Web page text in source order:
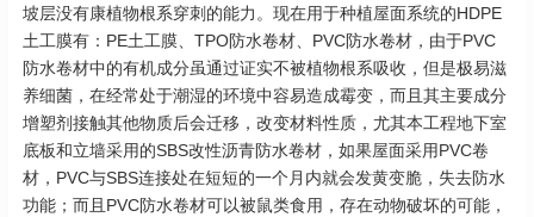
坡层没有康植物根系穿刺的能力。现在用于种植屋面系统的HDPE
土工膜有：PE土工膜、TPO防水卷材、PVC防水卷材，由于PVC
防水卷材中的有机成分虽通过证实不被植物根系吸收，但是极易滋
养细菌，在经常处于潮湿的环境中容易造成霉变，而且其主要成分
增塑剂接触其他物质后会迁移，改变材料性质，尤其本工程地下室
底板和立墙采用的SBS改性沥青防水卷材，如果屋面采用PVC卷
材，PVC与SBS连接处在短短的一个月内就会发黄变脆，失去防水
功能；而且PVC防水卷材可以被鼠类食用，存在动物破坏的可能，